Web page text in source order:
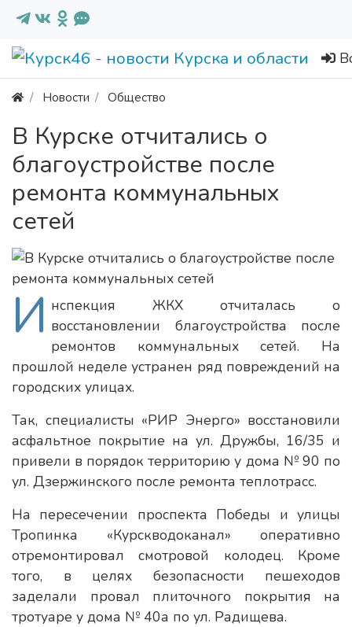
Новости Общество
В Курске отчитались о
благоустройстве после
ремонта коммунальных
сетей
И нспекция ЖКХ отчиталась о
восстановлении благоустройства после
ремонтов коммунальных сетей. На
прошлой неделе устранен ряд повреждений на
городских улицах.
Так, специалисты «РИР Энерго» восстановили
асфальтное покрытие на ул. Дружбы, 16/35 и
привели в порядок территорию у дома № 90 по
ул. Дзержинского после ремонта теплотрасс.
На пересечении проспекта Победы и улицы
Тропинка «Курскводоканал» оперативно
отремонтировал смотровой колодец. Кроме
того, в целях безопасности пешеходов
заделали провал плиточного покрытия на
тротуаре у дома № 40а по ул. Радищева.